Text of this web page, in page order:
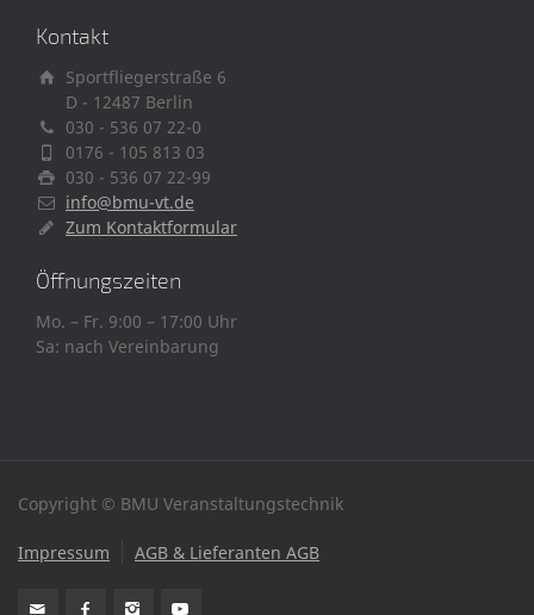
Kontakt
Sportfliegerstraße 6
D - 12487 Berlin
030 - 536 07 22-0
0176 - 105 813 03
030 - 536 07 22-99
info@bmu-vt.de
Zum Kontaktformular
Öffnungszeiten
Mo. – Fr. 9:00 – 17:00 Uhr
Sa: nach Vereinbarung
Copyright © BMU Veranstaltungstechnik
Impressum AGB & Lieferanten AGB